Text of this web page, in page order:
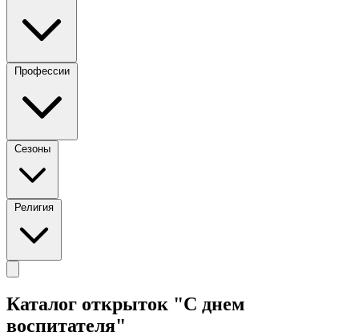
Профессии
Сезоны
Религия
Каталог открыток "С днем
воспитателя"